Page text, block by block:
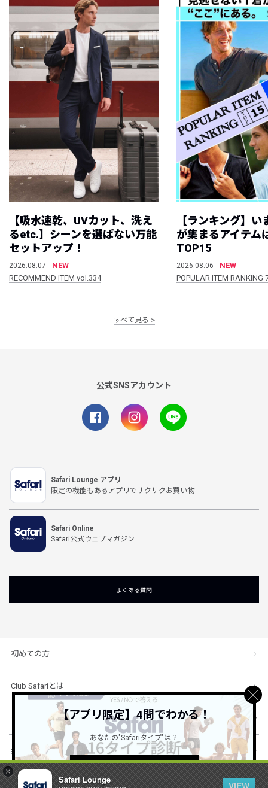
×
Safari Lounge
VIEW
【吸水速乾、UVカット、洗え
るetc.】シーンを選ばない万能
セットアップ！
2026.08.07
NEW
RECOMMEND ITEM vol.334
【ランキング】
が集まるアイテム
TOP15
2026.08.06
NEW
POPULAR ITEM
すべて見る
公式SNSアカウント
Safari Lounge アプリ
限定の機能もあるアプリでサクサクお買い物
Safari Online
Safari公式ウェブマガジン
よくある質問
初めての方
Club Safariとは
ショッピングガイド
会社概要・規約
【アプリ限定】4問でわかる！
あなたの"Safariタイプ"は？
詳しくはこちら ＞